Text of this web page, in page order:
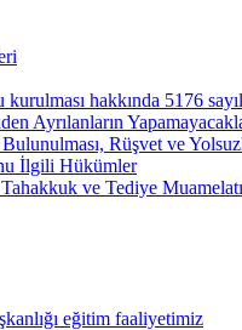
hakkında 5176
Ayrılanların
Rüşvet ve
İlgili Hükümler
ve Tediye
eğitim faaliyetimiz